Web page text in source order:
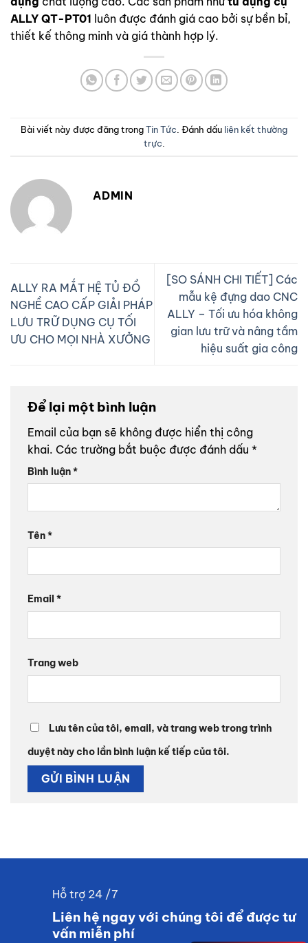
ALLY QT-PT01 luôn được đánh giá cao bởi sự bền bỉ,
thiết kế thông minh và giá thành hợp lý.
Bài viết này được đăng trongTin Tức . Đánh dấu liên kết thường
trực
ADMIN
ALLY RA MẮT HỆ TỦ ĐỒ
NGHỀ CAO CẤP GIẢI PHÁP
LƯU TRỮ DỤNG CỤ TỐI
ƯU CHO MỌI NHÀ XƯỞNG
[SO SÁNH CHI TIẾT] Các
mẫu kệ đựng dao CNC
ALLY – Tối ưu hóa không
gian lưu trữ và nâng tầm
hiệu suất gia công
Để lại một bình luận
Email của bạn sẽ không được hiển thị công
khai. Các trường bắt buộc được đánh dấu *
Bình luận*
Tên*
Email *
Trang web
Lưu tên của tôi, email, và trang web trong trình
duyệt này cho lần bình luận kế tiếp của tôi.
Hỗ trợ 24 /7
Liên hệ ngay với chúng tôi để được tư
vấn miễn phí